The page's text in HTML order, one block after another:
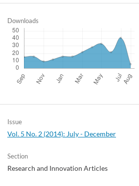
Downloads
Issue
Vol. 5 No. 2 (2014): July - December
Section
Research and Innovation Articles